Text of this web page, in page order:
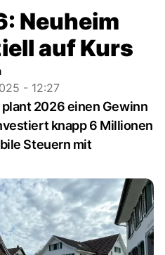
Neuheim
auf Kurs
- 12:27
2026 einen Gewinn
knapp 6 Millionen
Steuern mit